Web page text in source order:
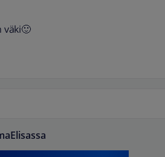
väki🙂